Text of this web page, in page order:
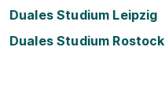
Duales Studium Leipzig
Duales Studium Rostock